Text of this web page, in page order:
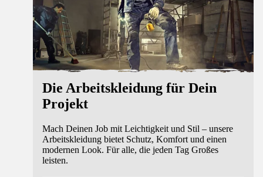
Die Arbeitskleidung für Dein
Projekt
Mach Deinen Job mit Leichtigkeit und Stil – unsere
Arbeitskleidung bietet Schutz, Komfort und einen
modernen Look. Für alle, die jeden Tag Großes
leisten.